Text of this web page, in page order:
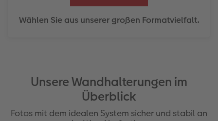
Wählen Sie aus unserer großen Formatvielfalt.
Unsere Wandhalterungen im
Überblick
Fotos mit dem idealen System sicher und stabil an